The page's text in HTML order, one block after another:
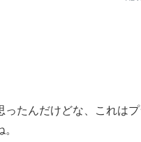
たんだけどな、これは